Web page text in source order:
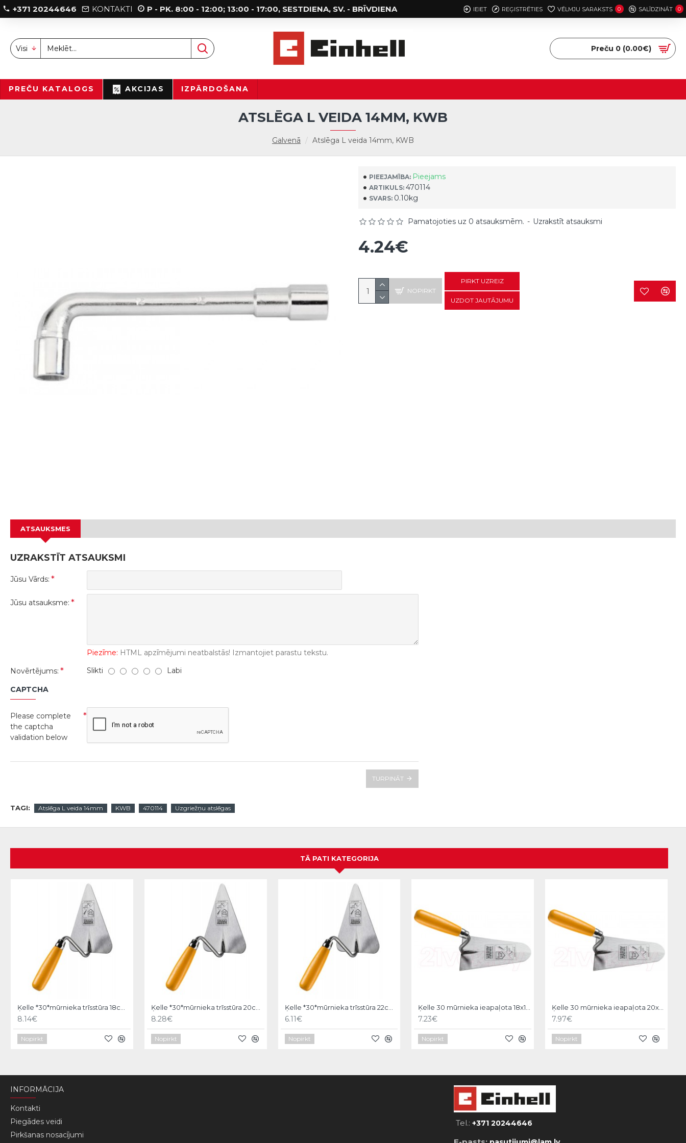
+371 20244646 KONTAKTI P - PK. 8:00 - 12:00; 13:00 - 17:00, SESTDIENA, SV. - BRĪVDIENA IEIET REĢISTRĒTIES VĒLMJU SARAKSTS 0 SALĪDZINĀT 0
Visi Preču 0 (0.00€)
PREČU KATALOGS AKCIJAS IZPĀRDOŠANA
Galvenā Atslēga L veida 14mm, KWB
ATSLĒGA L VEIDA 14MM, KWB
PIEEJAMĪBA: Pieejams
ARTIKULS: 470114
SVARS: 0.10kg
Pamatojoties uz 0 atsauksmēm. - Uzrakstīt atsauksmi
4.24€
NOPIRKT
PIRKT UZREIZ
UZDOT JAUTĀJUMU
ATSAUKSMES
UZRAKSTĪT ATSAUKSMI
Jūsu Vārds:
Jūsu atsauksme:
Piezīme: HTML apzīmējumi neatbalstās! Izmantojiet parastu tekstu.
Novērtējums:
Slikti Labi
CAPTCHA
Please complete
the captcha
validation below
TURPINĀT
TAGI: Atslēga L veida 14mm KWB 470114 Uzgriežņu atslēgas
TĀ PATI KATEGORIJA
8.14€
Nopirkt
8.28€
Nopirkt
6.11€
Nopirkt
7.23€
Nopirkt
7.97€
Nopirkt
INFORMĀCIJA
Kontakti
Piegādes veidi
Pirkšanas nosacījumi
Tel.:+371 20244646